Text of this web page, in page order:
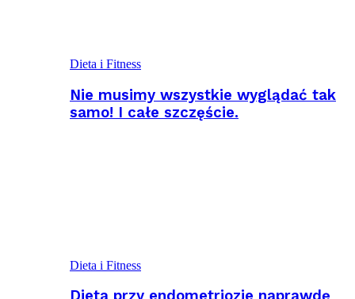
Dieta i Fitness
Nie musimy wszystkie wyglądać tak
samo! I całe szczęście.
Dieta i Fitness